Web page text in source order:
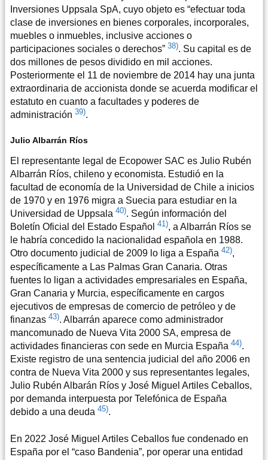
Inversiones Uppsala SpA, cuyo objeto es “efectuar toda
clase de inversiones en bienes corporales, incorporales,
muebles o inmuebles, inclusive acciones o
participaciones sociales o derechos” 38). Su capital es de
dos millones de pesos dividido en mil acciones.
Posteriormente el 11 de noviembre de 2014 hay una junta
extraordinaria de accionista donde se acuerda modificar el
estatuto en cuanto a facultades y poderes de
administración 39).
Julio Albarrán Ríos
El representante legal de Ecopower SAC es Julio Rubén
Albarrán Ríos, chileno y economista. Estudió en la
facultad de economía de la Universidad de Chile a inicios
de 1970 y en 1976 migra a Suecia para estudiar en la
Universidad de Uppsala 40). Según información del
Boletín Oficial del Estado Español 41), a Albarrán Ríos se
le habría concedido la nacionalidad española en 1988.
Otro documento judicial de 2009 lo liga a España 42),
específicamente a Las Palmas Gran Canaria. Otras
fuentes lo ligan a actividades empresariales en España,
Gran Canaria y Murcia, específicamente en cargos
ejecutivos de empresas de comercio de petróleo y de
finanzas 43). Albarrán aparece como administrador
mancomunado de Nueva Vita 2000 SA, empresa de
actividades financieras con sede en Murcia España 44).
Existe registro de una sentencia judicial del año 2006 en
contra de Nueva Vita 2000 y sus representantes legales,
Julio Rubén Albarán Ríos y José Miguel Artiles Ceballos,
por demanda interpuesta por Telefónica de España
debido a una deuda 45).
En 2022 José Miguel Artiles Ceballos fue condenado en
España por el “caso Bandenia”, por operar una entidad